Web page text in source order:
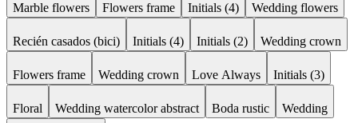
Marble flowers Flowers frame Initials (4) Wedding flowers
Recién casados (bici) Initials (4) Initials (2) Wedding crown
Flowers frame Wedding crown Love Always Initials (3)
Floral Wedding watercolor abstract Boda rustic Wedding